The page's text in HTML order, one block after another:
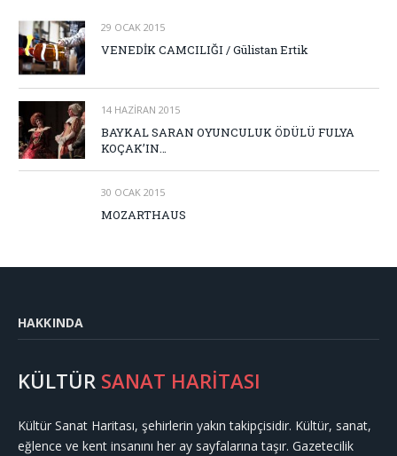
29 OCAK 2015
VENEDİK CAMCILIĞI / Gülistan Ertik
14 HAZIRAN 2015
BAYKAL SARAN OYUNCULUK ÖDÜLÜ FULYA
KOÇAK’IN…
30 OCAK 2015
MOZARTHAUS
HAKKINDA
KÜLTÜR SANAT HARİTASI
Kültür Sanat Haritası, şehirlerin yakın takipçisidir. Kültür, sanat,
eğlence ve kent insanını her ay sayfalarına taşır. Gazetecilik